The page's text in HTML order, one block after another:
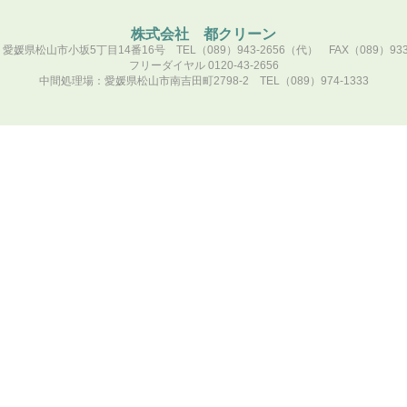
株式会社 都クリーン
愛媛県松山市小坂5丁目14番16号 TEL（089）943-2656（代） FAX（089）
フリーダイヤル 0120-43-2656
中間処理場：愛媛県松山市南吉田町2798-2 TEL（089）974-1333